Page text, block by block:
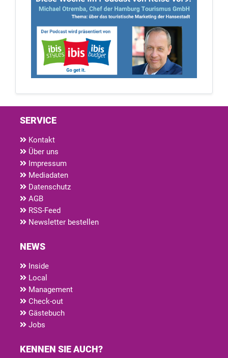
SERVICE
Kontakt
Über uns
Impressum
Mediadaten
Datenschutz
AGB
RSS-Feed
Newsletter bestellen
NEWS
Inside
Local
Management
Check-out
Gästebuch
Jobs
KENNEN SIE AUCH?